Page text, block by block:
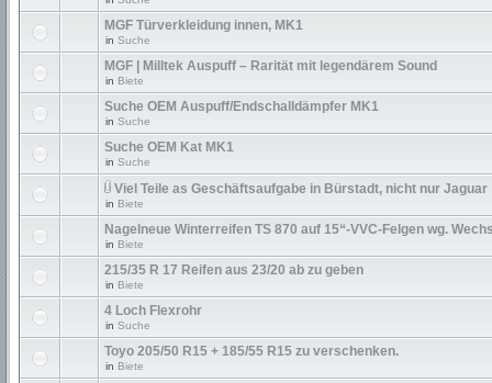
MGF Türverkleidung innen, MK1
in Suche
MGF | Milltek Auspuff – Rarität mit legendärem Sound
in Biete
Suche OEM Auspuff/Endschalldämpfer MK1
in Suche
Suche OEM Kat MK1
in Suche
Viel Teile as Geschäftsaufgabe in Bürstadt, nicht nur Jaguar
in Biete
Nagelneue Winterreifen TS 870 auf 15“-VVC-Felgen wg.
in Biete
215/35 R 17 Reifen aus 23/20 ab zu geben
in Biete
4 Loch Flexrohr
in Suche
Toyo 205/50 R15 + 185/55 R15 zu verschenken.
in Biete